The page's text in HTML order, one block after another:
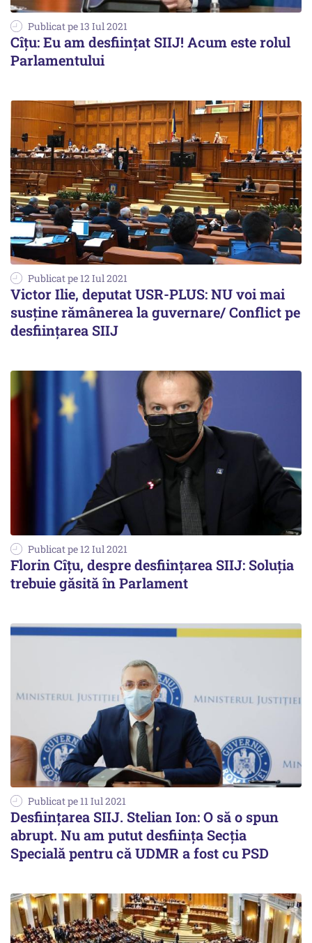
Publicat pe 13 Iul 2021
Cîțu: Eu am desființat SIIJ! Acum este rolul
Parlamentului
Publicat pe 12 Iul 2021
Victor Ilie, deputat USR-PLUS: NU voi mai
susține rămânerea la guvernare/ Conflict pe
desființarea SIIJ
Publicat pe 12 Iul 2021
Florin Cîţu, despre desființarea SIIJ: Soluţia
trebuie găsită în Parlament
Publicat pe 11 Iul 2021
Desființarea SIIJ. Stelian Ion: O să o spun
abrupt. Nu am putut desființa Secția
Specială pentru că UDMR a fost cu PSD